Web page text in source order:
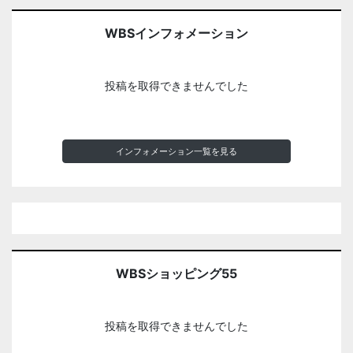
WBSインフォメーション
投稿を取得できませんでした
インフォメーション一覧を見る
WBSショッピング55
投稿を取得できませんでした